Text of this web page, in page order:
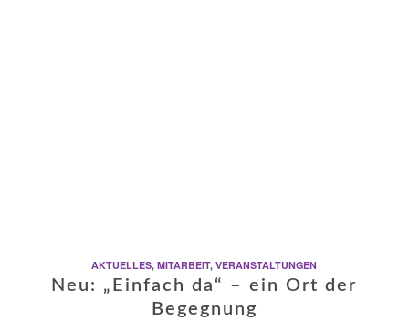
AKTUELLES,MITARBEIT,VERANSTALTUNGEN
Neu: „Einfach da“ – ein Ort der
Begegnung